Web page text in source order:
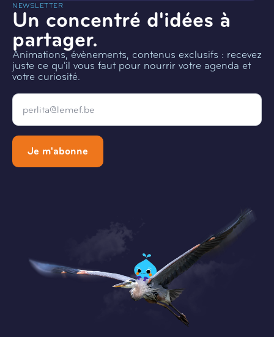
NEWSLETTER
Un concentré d'idées à
partager.
Animations, évènements, contenus exclusifs : recevez
juste ce qu'il vous faut pour nourrir votre agenda et
votre curiosité.
Email
Je m'abonne